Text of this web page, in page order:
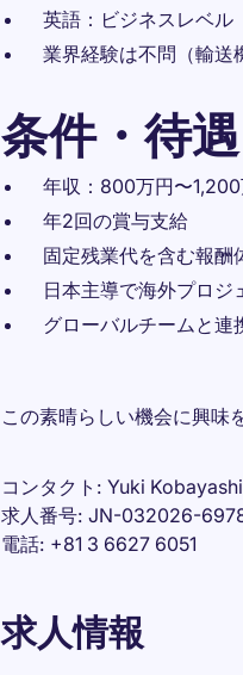
英語：ビジネスレベル
業界経験は不問（輸送
条件・待遇
年収：800万円〜1,200
年2回の賞与支給
固定残業代を含む報酬
日本主導で海外プロ
グローバルチームと連
この素晴らしい機会に興味
コンタクト
Yuki Kobayashi
求人番号 JN-032026-
電話 +81 3 6627 6051
求人情報